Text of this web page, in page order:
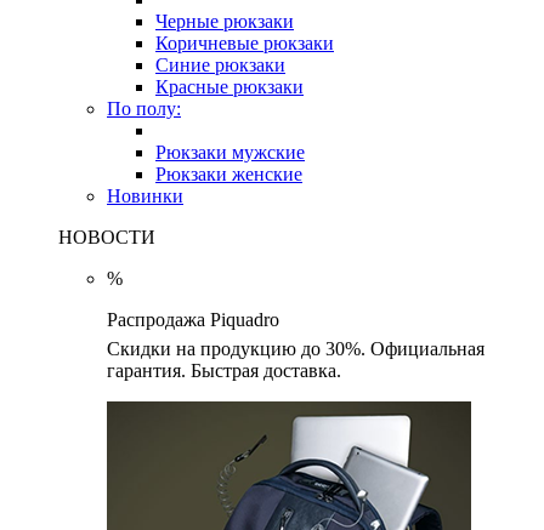
Черные рюкзаки
Коричневые рюкзаки
Синие рюкзаки
Красные рюкзаки
По полу:
Рюкзаки мужские
Рюкзаки женские
Новинки
НОВОСТИ
%
Распродажа Piquadro
Скидки на продукцию до 30%. Официальная
гарантия. Быстрая доставка.